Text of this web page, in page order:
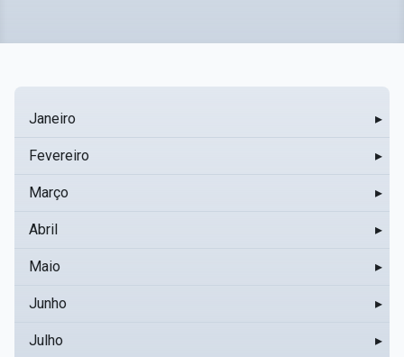
Janeiro ▸
Fevereiro ▸
Março ▸
Abril ▸
Maio ▸
Junho ▸
Julho ▸